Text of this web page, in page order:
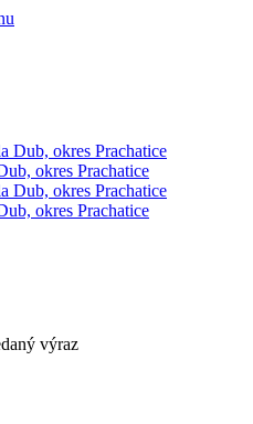
okres Prachatice
okres Prachatice
výraz